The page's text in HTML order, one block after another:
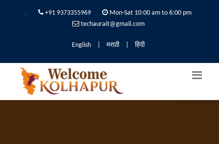
. +91 9373355969
Mon-Sat 10:00 am to 6:00 pm
techaurait@gmail.com
English मराठी हिंदी